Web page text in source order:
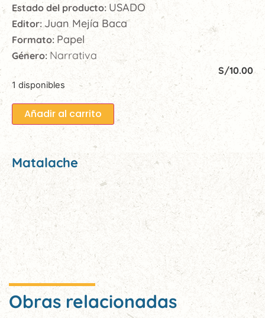
Estado del producto: USADO
Editor:Juan Mejía Baca
Formato: Papel
Género:Narrativa
S/10.00
1 disponibles
Añadir al carrito
Matalache
Obras relacionadas